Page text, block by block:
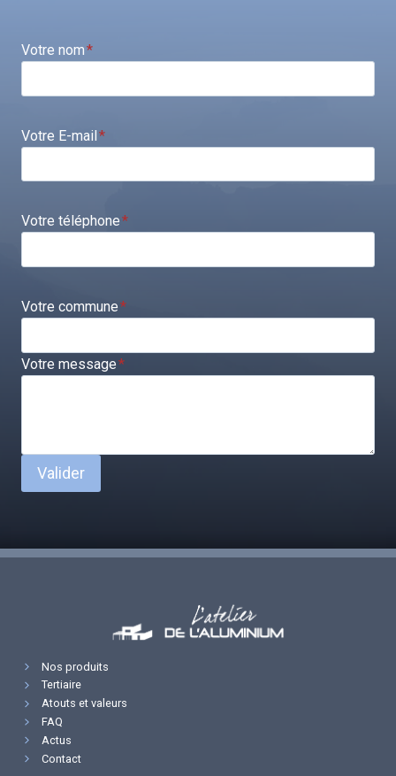
Votre nom*
Votre E-mail*
Votre téléphone*
Votre commune*
Votre message*
Valider
Nos produits
Tertiaire
Atouts et valeurs
FAQ
Actus
Contact